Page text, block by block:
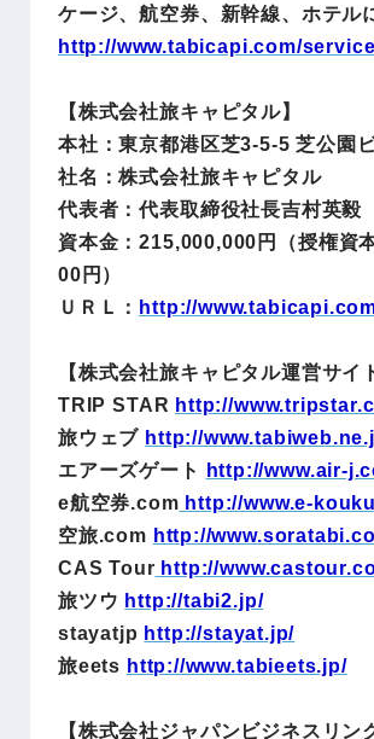
ケージ、航空券、新幹線、ホテル
http://www.tabicapi.com/
【株式会社旅キャピタル】
本社：東京都港区芝3-5-5 芝公園
社名：株式会社旅キャピタル
代表者：代表取締役社長吉村英毅
資本金：215,000,000円（授権資
00円）
ＵＲＬ： http://
【株式会社旅キャピタル運営サイ
TRIP STAR http://
旅ウェブ http://
エアーズゲート http://www.air-
e航空券.com http://www.e-
空旅.com http://
CAS Tour http://
旅ツウ http://tabi2.jp/
stayatjp http://stayat.jp/
旅eets http://www.tabieets.jp/
【株式会社ジャパンビジネスリン